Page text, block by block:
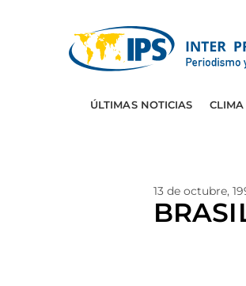
ÚLTIMAS NOTICIAS CLIMA
13 de octubre,